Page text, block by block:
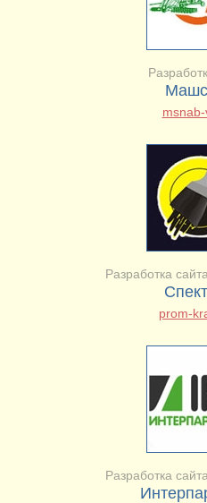
Разработка
prom-
Разработка